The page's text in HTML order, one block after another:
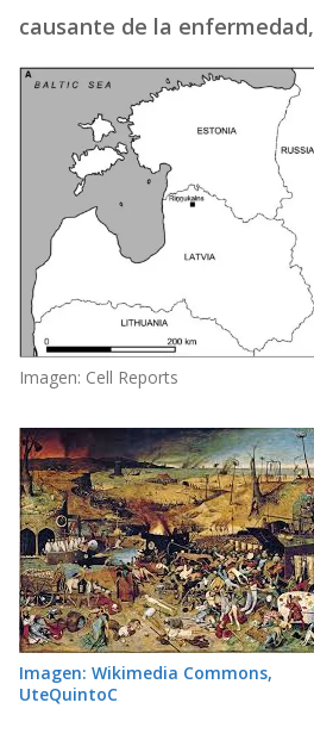
causante de la enfermedad,
Imagen: Cell Reports
Imagen: Wikimedia Commons,
UteQuintoC